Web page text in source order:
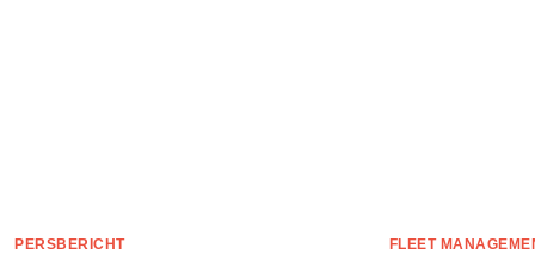
PERSBERICHT FLEET